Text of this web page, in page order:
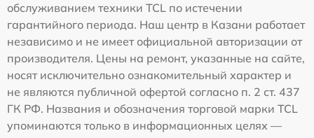
обслуживанием техники TCL по истечении
гарантийного периода. Наш центр в Казани работает
независимо и не имеет официальной авторизации от
производителя. Цены на ремонт, указанные на сайте,
носят исключительно ознакомительный характер и
не являются публичной офертой согласно п. 2 ст. 437
ГК РФ. Названия и обозначения торговой марки TCL
упоминаются только в информационных целях —